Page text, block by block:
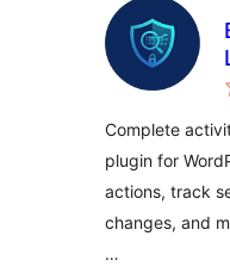
Complete
plugin for
actions, track
changes, and
…